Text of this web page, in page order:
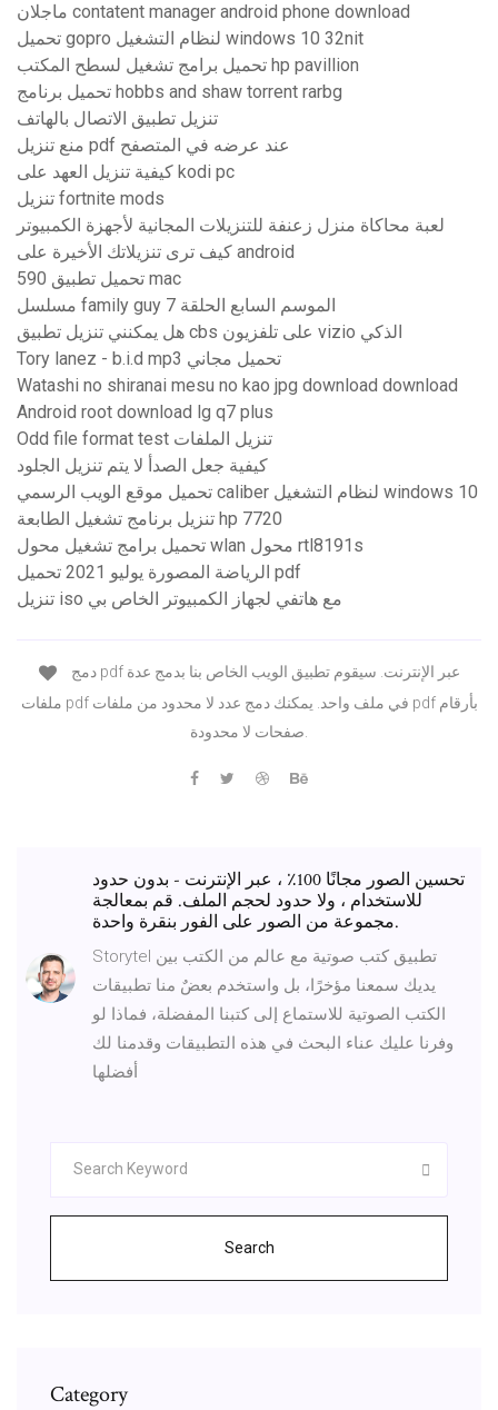
ماجلان contatent manager android phone download
تحميل gopro لنظام التشغيل windows 10 32nit
تحميل برامج تشغيل لسطح المكتب hp pavillion
تحميل برنامج hobbs and shaw torrent rarbg
تنزيل تطبيق الاتصال بالهاتف
منع تنزيل pdf عند عرضه في المتصفح
كيفية تنزيل العهد على kodi pc
تنزيل fortnite mods
لعبة محاكاة منزل زعنفة للتنزيلات المجانية لأجهزة الكمبيوتر
كيف ترى تنزيلاتك الأخيرة على android
590 تحميل تطبيق mac
مسلسل family guy الموسم السابع الحلقة 7
هل يمكنني تنزيل تطبيق cbs على تلفزيون vizio الذكي
Tory lanez - b.i.d mp3 تحميل مجاني
Watashi no shiranai mesu no kao jpg download download
Android root download lg q7 plus
Odd file format test تنزيل الملفات
كيفية جعل الصدأ لا يتم تنزيل الجلود
تحميل موقع الويب الرسمي caliber لنظام التشغيل windows 10
تنزيل برنامج تشغيل الطابعة hp 7720
تحميل برامج تشغيل محول wlan محول rtl8191s
الرياضة المصورة يوليو 2021 تحميل pdf
تنزيل iso مع هاتفي لجهاز الكمبيوتر الخاص بي
ملفات pdf في ملف واحد. يمكنك دمج عدد لا محدود من ملفات pdf بأرقام
تحسين الصور مجانًا 100٪ ، عبر الإنترنت - بدون حدود
للاستخدام ، ولا حدود لحجم الملف. قم بمعالجة
مجموعة من الصور على الفور بنقرة واحدة.
Storytel تطبيق كتب صوتية مع عالم من الكتب بين
يديك سمعنا مؤخرًا، بل واستخدم بعضٌ منا تطبيقات
الكتب الصوتية للاستماع إلى كتبنا المفضلة، فماذا لو
وفرنا عليك عناء البحث في هذه التطبيقات وقدمنا لك
أفضلها
Search
Category